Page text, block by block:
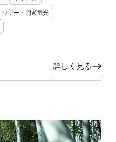
ツアー・周遊観光
詳しく見る